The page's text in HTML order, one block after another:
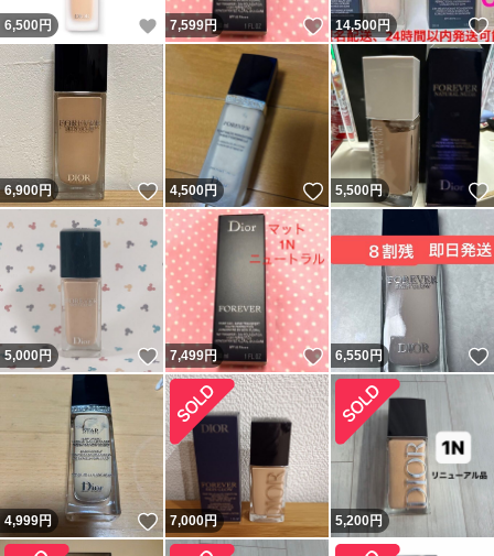
6,500 円 いいね！
7,599円 いいね！
14,500円
6,900円 いいね！
4,500円 いいね！
5,500円
5,000円 いいね！
7,499円 いいね！
6,550円
4,999円 いいね！
7,000円 5,200円